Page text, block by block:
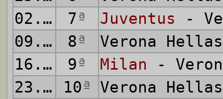
02.12.1973
7ª Juventus -
09.12.1973
8ª
Verona
16.12.1973
9ª Milan -
23.12.1973
10ª
Verona